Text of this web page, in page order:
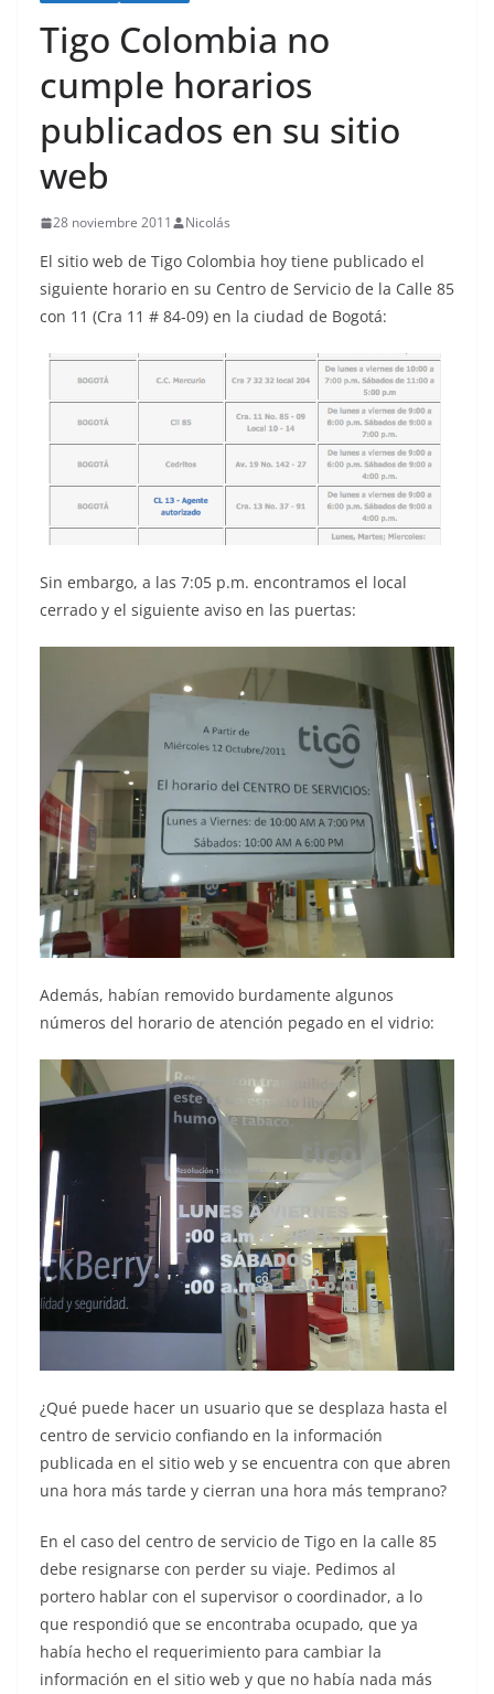
Tigo Colombia no
cumple horarios
publicados en su sitio
web
28 noviembre 2011 Nicolás
El sitio web de Tigo Colombia hoy tiene publicado el
siguiente horario en su Centro de Servicio de la Calle 85
con 11 (Cra 11 # 84-09) en la ciudad de Bogotá:
Sin embargo, a las 7:05 p.m. encontramos el local
cerrado y el siguiente aviso en las puertas:
Además, habían removido burdamente algunos
números del horario de atención pegado en el vidrio:
¿Qué puede hacer un usuario que se desplaza hasta el
centro de servicio confiando en la información
publicada en el sitio web y se encuentra con que abren
una hora más tarde y cierran una hora más temprano?
En el caso del centro de servicio de Tigo en la calle 85
debe resignarse con perder su viaje. Pedimos al
portero hablar con el supervisor o coordinador, a lo
que respondió que se encontraba ocupado, que ya
había hecho el requerimiento para cambiar la
información en el sitio web y que no había nada más